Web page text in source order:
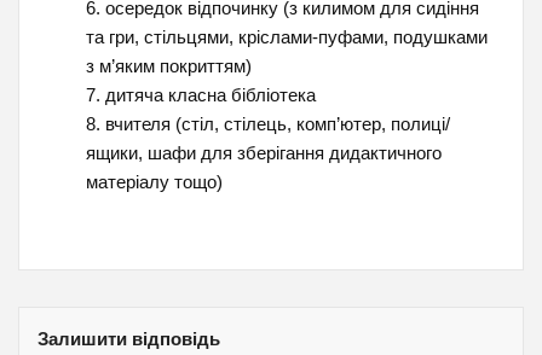
осередок відпочинку (з килимом для сидіння
та гри, стільцями, кріслами-пуфами, подушками
з м’яким покриттям)
дитяча класна бібліотека
вчителя (стіл, стілець, комп’ютер, полиці/
ящики, шафи для зберігання дидактичного
матеріалу тощо)
Залишити відповідь